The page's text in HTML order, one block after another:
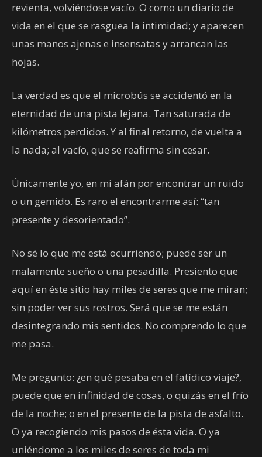
revienta, volviéndose vacío. O como un diario de
vida en el que se rasguea la intimidad; y aparecen
unas manos ajenas e insensatas y arrancan las
hojas.
La verdad es que el microbús se accidentó en la
eternidad de una pista lejana. Tan saturada de
kilómetros perdidos. Y al final retorno, de vuelta a
la nada; al vacío, que se reafirma sin cesar.
Únicamente yo, en mi afán por encontrar un ruido
o un gemido. Es raro el encontrarme así: “tan
presente y desorientado”.
No sé lo que me está ocurriendo; puede ser un
malamente sueño o una pesadilla. Presiento que
aquí en éste sitio hay miles de seres que me miran;
sin poder ver sus rostros. Será que se me están
desintegrando mis sentidos. No comprendo lo que
me pasa.
Me pregunto: ¿en qué pesaba en el fatídico viaje?,
puede que en infinidad de cosas, o quizás en el frío
de la noche; o en el presente de la pista de asfalto.
O ya recogiendo mis pasos de ésta vida. O ya
uniéndome a los miles de seres de toda mi